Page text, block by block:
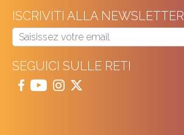
ISCRIVITI ALLA NEWSLETTER
SEGUICI SULLE RETI
   